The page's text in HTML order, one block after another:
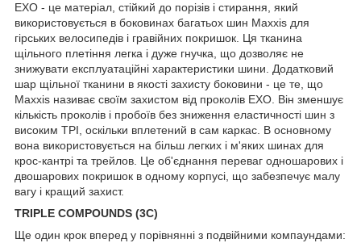
EXO - це матеріал, стійкий до порізів і стирання, який
використовується в боковинах багатьох шин Maxxis для
гірських велосипедів і гравійних покришок. Ця тканина
щільного плетіння легка і дуже гнучка, що дозволяє не
знижувати експлуатаційні характеристики шини. Додатковий
шар щільної тканини в якості захисту боковини - це те, що
Maxxis називає своїм захистом від проколів EXO. Він зменшує
кількість проколів і пробоїв без зниження еластичності шин з
високим TPI, оскільки вплетений в сам каркас. В основному
вона використовується на більш легких і м'яких шинах для
крос-кантрі та трейлов. Це об'єднання переваг одношарових і
двошарових покришок в одному корпусі, що забезпечує малу
вагу і кращий захист.
TRIPLE COMPOUNDS (3C)
Ще один крок вперед у порівнянні з подвійними компаундами: